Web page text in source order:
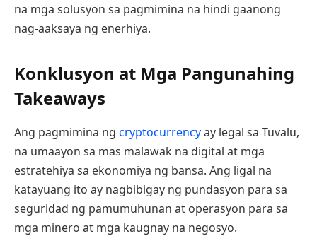
na mga solusyon sa pagmimina na hindi gaanong
nag-aaksaya ng enerhiya.
Konklusyon at Mga Pangunahing
Takeaways
Ang pagmimina ng cryptocurrencyay legal sa Tuvalu,
na umaayon sa mas malawak na digital at mga
estratehiya sa ekonomiya ng bansa. Ang ligal na
katayuang ito ay nagbibigay ng pundasyon para sa
seguridad ng pamumuhunan at operasyon para sa
mga minero at mga kaugnay na negosyo.